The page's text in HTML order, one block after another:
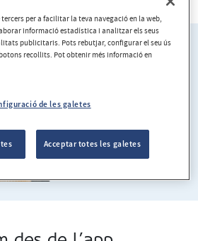
per a facilitar la teva navegació en la web,
informació estadística i analitzar els seus
publicitaris. Pots rebutjar, configurar el seu ús
recollits. Pot obtenir més informació en
de les galetes
Acceptar totes les galetes